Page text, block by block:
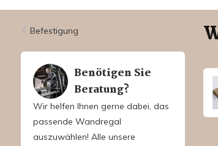
Befestigung
Benötigen Sie
Beratung?
Wir helfen Ihnen gerne dabei, das
passende Wandregal
auszuwählen! Alle unsere